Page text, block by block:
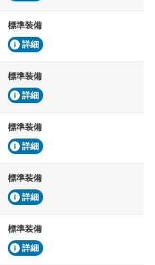
標準装備
詳細
標準装備
詳細
標準装備
詳細
標準装備
詳細
標準装備
詳細